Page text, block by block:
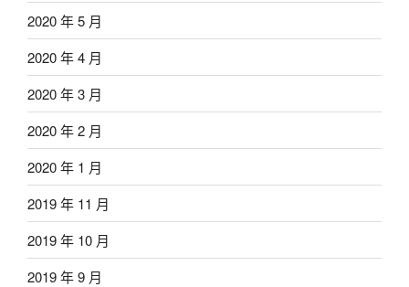
2020 年 5 月
2020 年 4 月
2020 年 3 月
2020 年 2 月
2020 年 1 月
2019 年 11 月
2019 年 10 月
2019 年 9 月